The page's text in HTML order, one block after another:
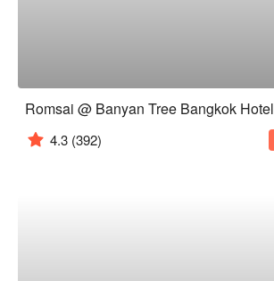
Romsai @ Banyan Tree Bangkok Hotel
4.3 (392)